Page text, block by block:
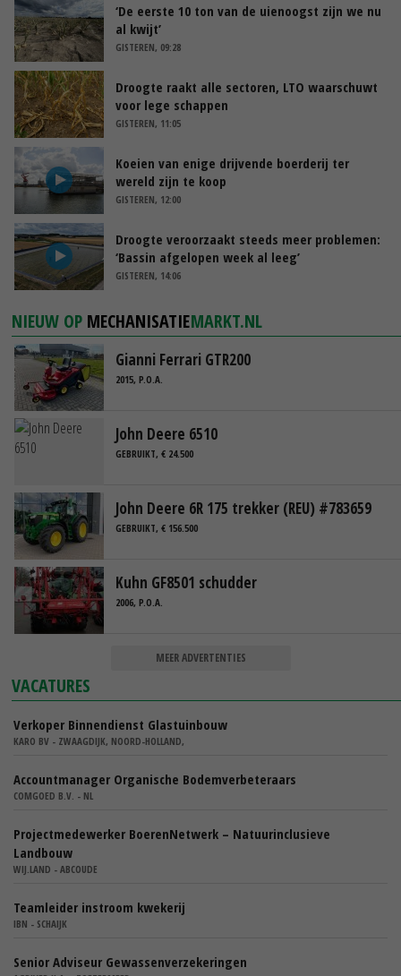
‘De eerste 10 ton van de uienoogst zijn we nu
al kwijt’
GISTEREN, 09:28
Droogte raakt alle sectoren, LTO waarschuwt
voor lege schappen
GISTEREN, 11:05
Koeien van enige drijvende boerderij ter
wereld zijn te koop
GISTEREN, 12:00
Droogte veroorzaakt steeds meer problemen:
‘Bassin afgelopen week al leeg’
GISTEREN, 14:06
NIEUW OP MECHANISATIEMARKT.NL
Gianni Ferrari GTR200
2015, P.O.A.
John Deere 6510
GEBRUIKT, € 24.500
John Deere 6R 175 trekker (REU) #783659
GEBRUIKT, € 156.500
Kuhn GF8501 schudder
2006, P.O.A.
MEER ADVERTENTIES
VACATURES
Verkoper Binnendienst Glastuinbouw
KARO BV - ZWAAGDIJK, NOORD-HOLLAND,
Accountmanager Organische Bodemverbeteraars
COMGOED B.V. - NL
Projectmedewerker BoerenNetwerk – Natuurinclusieve
Landbouw
WIJ.LAND - ABCOUDE
Teamleider instroom kwekerij
IBN - SCHAIJK
Senior Adviseur Gewassenverzekeringen